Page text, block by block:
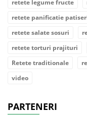
retete legume fructe
retete panificatie
retete salate sosuri
retete torturi prajituri
Retete traditionale
video
PARTENERI